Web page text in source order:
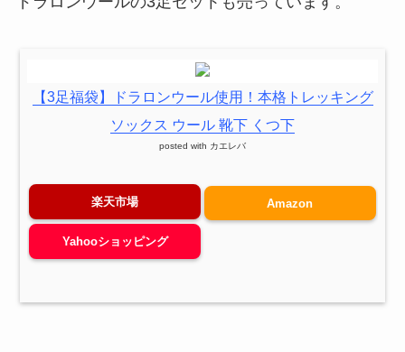
【3足福袋】ドラロンウール使用！本格トレッキング
ソックス ウール 靴下 くつ下
posted with カエレバ
楽天市場 Amazon
Yahooショッピング